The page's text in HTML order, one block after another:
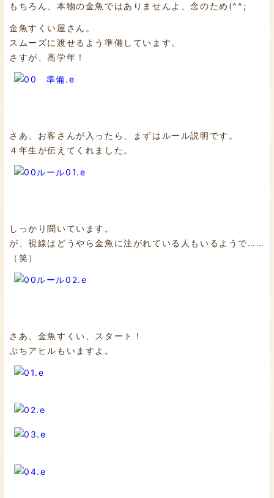
もちろん、本物の金魚ではありませんよ、念のため(^^;
金魚すくい屋さん。
スムーズに渡せるよう準備しています。
さすが、高学年！
さあ、お客さんが入ったら、まずはルール説明です。
４年生が伝えてくれました。
しっかり聞いています。
が、視線はどうやら金魚に注がれている人もいるようで……
（笑）
さあ、金魚すくい、スタート！
ぷちアヒルもいますよ。